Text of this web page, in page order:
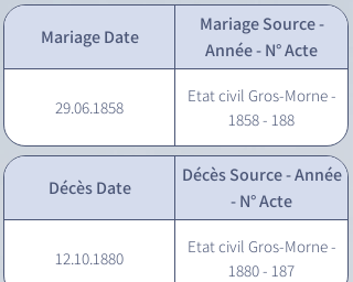
Mariage Date
Mariage Source -
Année - N° Acte
29.06.1858
Etat civil Gros-Morne -
1858 - 188
Décès Date
Décès Source - Année
- N° Acte
12.10.1880
Etat civil Gros-Morne -
1880 - 187